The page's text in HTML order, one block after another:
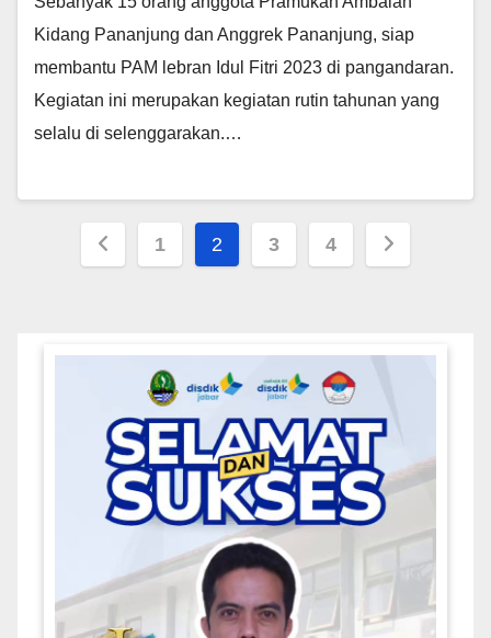
Kidang Pananjung dan Anggrek Pananjung, siap
membantu PAM lebran Idul Fitri 2023 di pangandaran.
Kegiatan ini merupakan kegiatan rutin tahunan yang
selalu di selenggarakan.…
Posts
1 2 3 4